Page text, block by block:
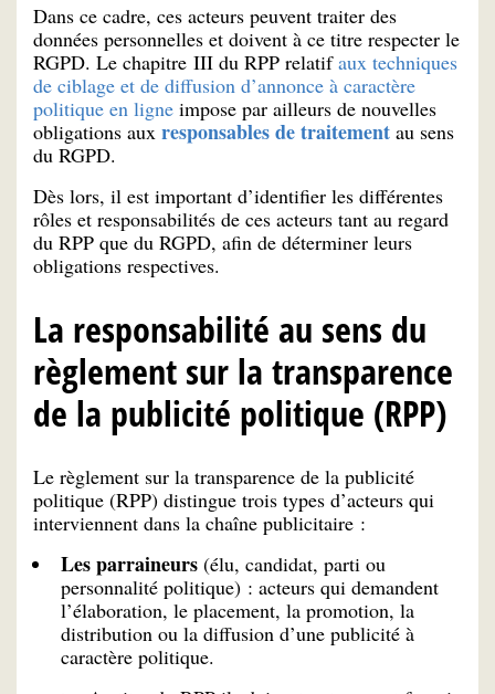
Dans ce cadre, ces acteurs peuvent traiter des
données personnelles et doivent à ce titre respecter le
RGPD. Le chapitre III du RPP relatifaux techniques
de ciblage et de diffusion d’annonce à caractère
politique en ligne impose par ailleurs de nouvelles
obligations aux responsables de traitement au sens
du RGPD.
Dès lors, il est important d’identifier les différentes
rôles et responsabilités de ces acteurs tant au regard
du RPP que du RGPD, afin de déterminer leurs
obligations respectives.
La responsabilité au sens du
règlement sur la transparence
de la publicité politique (RPP)
Le règlement sur la transparence de la publicité
politique (RPP) distingue trois types d’acteurs qui
interviennent dans la chaîne publicitaire :
Les parraineurs (élu, candidat, parti ou
personnalité politique) : acteurs qui demandent
l’élaboration, le placement, la promotion, la
distribution ou la diffusion d’une publicité à
caractère politique.